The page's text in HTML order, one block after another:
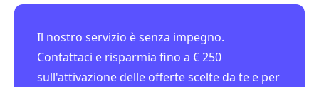
Il nostro servizio è senza impegno.
Contattaci e risparmia fino a € 250
sull'attivazione delle offerte scelte da te e per